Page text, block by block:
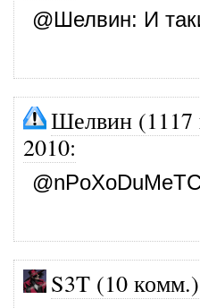
@Шелвин: И
Шелвин (1117
2010:
@nPoXoDuMeTC
S3T (10 комм.)